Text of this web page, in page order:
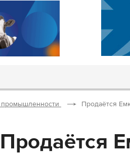
Продаётся
Продаётся